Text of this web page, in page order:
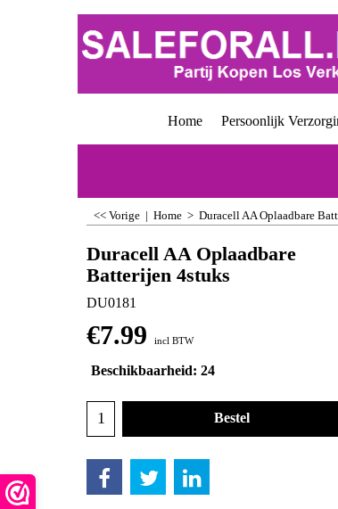
Home Persoonlijk
<< Vorige | Home > Duracell AA Oplaadbare
Duracell AA Oplaadbare
Batterijen 4stuks
DU0181
€7.99 incl BTW
Beschikbaarheid: 24
Bestel